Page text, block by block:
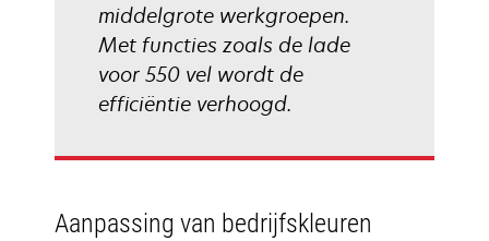
middelgrote werkgroepen.
Met functies zoals de lade
voor 550 vel wordt de
efficiëntie verhoogd.
Aanpassing van bedrijfskleuren